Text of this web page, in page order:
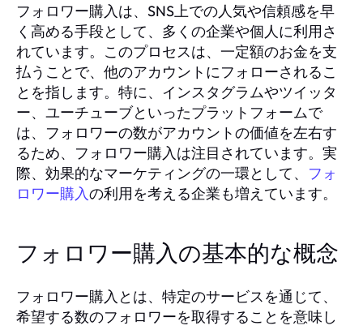
フォロワー購入は、SNS上での人気や信頼感を早
く高める手段として、多くの企業や個人に利用さ
れています。このプロセスは、一定額のお金を支
払うことで、他のアカウントにフォローされるこ
とを指します。特に、インスタグラムやツイッタ
ー、ユーチューブといったプラットフォームで
は、フォロワーの数がアカウントの価値を左右す
るため、フォロワー購入は注目されています。実
際、効果的なマーケティングの一環として、
フォ
ロワー購入の利用を考える企業も増えています。
フォロワー購入の基本的な概念
フォロワー購入とは、特定のサービスを通じて、
希望する数のフォロワーを取得することを意味し